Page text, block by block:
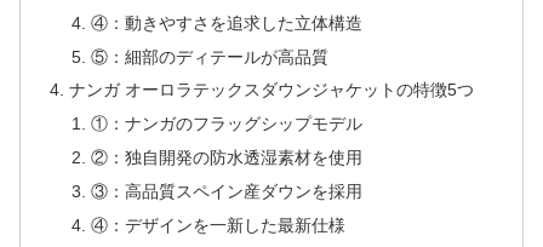
④：動きやすさを追求した立体構造
⑤：細部のディテールが高品質
ナンガ オーロラテックスダウンジャケットの特徴5つ
①：ナンガのフラッグシップモデル
②：独自開発の防水透湿素材を使用
③：高品質スペイン産ダウンを採用
④：デザインを一新した最新仕様